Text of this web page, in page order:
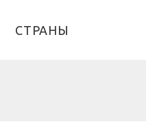
СТРАНЫ